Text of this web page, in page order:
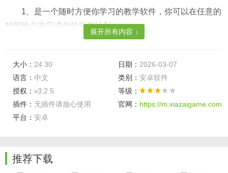
1、是一个随时方便你学习的教学软件，你可以在任意的
时间地点来完成你的学习计划；
捷，适合更多考生在这里完成学习任务；
3、并且拥有大量的考题和知识点都能学习，你最需要的
知识都在这里找到。
软件亮点
师生提供各类的生活及学习的一站式服务。
展开所有内容 ↓
大小： 24.30 日期： 2026-03-07
语言： 中文 类别： 安卓软件
授权： v3.2.5
等级：
插件： 无插件请放心使用 官网： https://m.xiazaigame.com
平台： 安卓
推荐下载